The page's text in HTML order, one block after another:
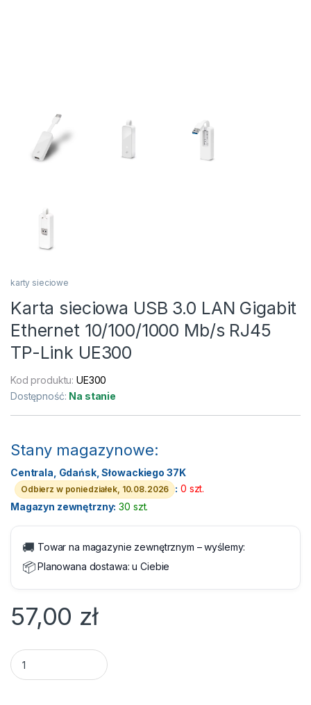
karty sieciowe
Karta sieciowa USB 3.0 LAN Gigabit
Ethernet 10/100/1000 Mb/s RJ45
TP-Link UE300
Kod produktu:UE300
Dostępność: Na stanie
Stany magazynowe:
Centrala, Gdańsk, Słowackiego 37K
Odbierz w poniedziałek, 10.08.2026 : 0 szt.
Magazyn zewnętrzny: 30 szt.
🚚 Towar na magazynie zewnętrznym – wyślemy:
📦Planowana dostawa:u Ciebie
57,00 zł
Karta sieciowa USB 3.0 LAN Gigabit Ethernet 10/100/1000